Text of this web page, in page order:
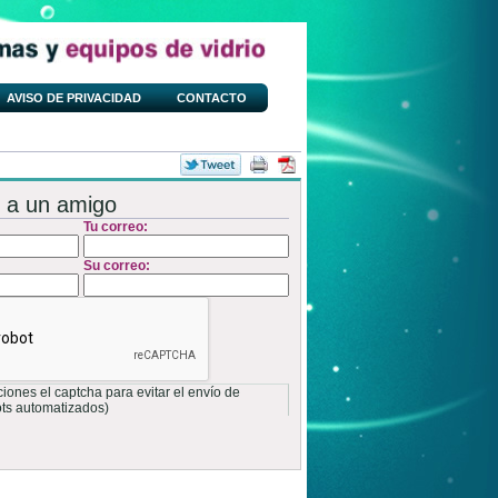
AVISO DE PRIVACIDAD CONTACTO
un amigo
Tu correo:
Su correo:
el captcha para evitar el envío de
automatizados)